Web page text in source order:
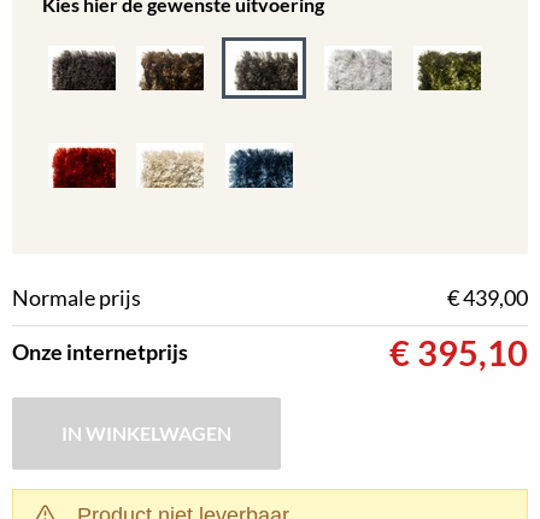
Normale prijs € 439,00
Onze internetprijs € 395,10